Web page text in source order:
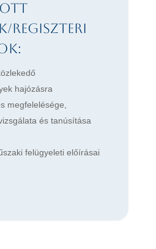
regiszteri
hajózásra
megfelelésége,
és tanúsítása
felügyeleti előírásai